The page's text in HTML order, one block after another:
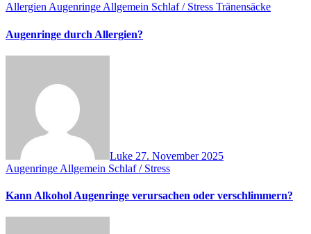
Allergien Augenringe Allgemein Schlaf / Stress Tränensäcke
Augenringe durch Allergien?
Luke 27. November 2025
Augenringe Allgemein Schlaf / Stress
Kann Alkohol Augenringe verursachen oder verschlimmern?